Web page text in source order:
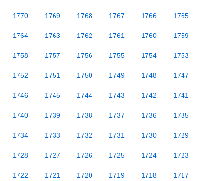
1770 1769 1768 1767 1766 1765
1764 1763 1762 1761 1760 1759
1758 1757 1756 1755 1754 1753
1752 1751 1750 1749 1748 1747
1746 1745 1744 1743 1742 1741
1740 1739 1738 1737 1736 1735
1734 1733 1732 1731 1730 1729
1728 1727 1726 1725 1724 1723
1722 1721 1720 1719 1718 1717